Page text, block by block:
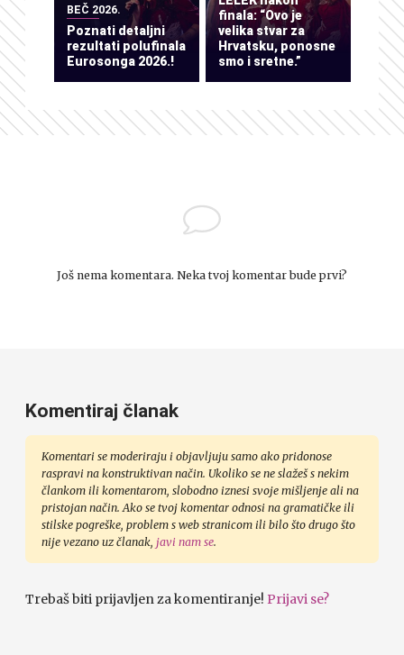
BEČ 2026.
Poznati detaljni
rezultati polufinala
Eurosonga 2026.!
finala: “Ovo je
velika stvar za
Hrvatsku, ponosne
smo i sretne.”
Još nema komentara. Neka tvoj komentar bude prvi?
Komentiraj članak
Komentari se moderiraju i objavljuju samo ako pridonose
raspravi na konstruktivan način. Ukoliko se ne slažeš s nekim
člankom ili komentarom, slobodno iznesi svoje mišljenje ali na
pristojan način. Ako se tvoj komentar odnosi na gramatičke ili
stilske pogreške, problem s web stranicom ili bilo što drugo što
nije vezano uz članak, javi nam se.
Trebaš biti prijavljen za komentiranje! Prijavi se?